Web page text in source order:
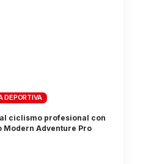
DEPORTIVA
ciclismo profesional con
Modern Adventure Pro